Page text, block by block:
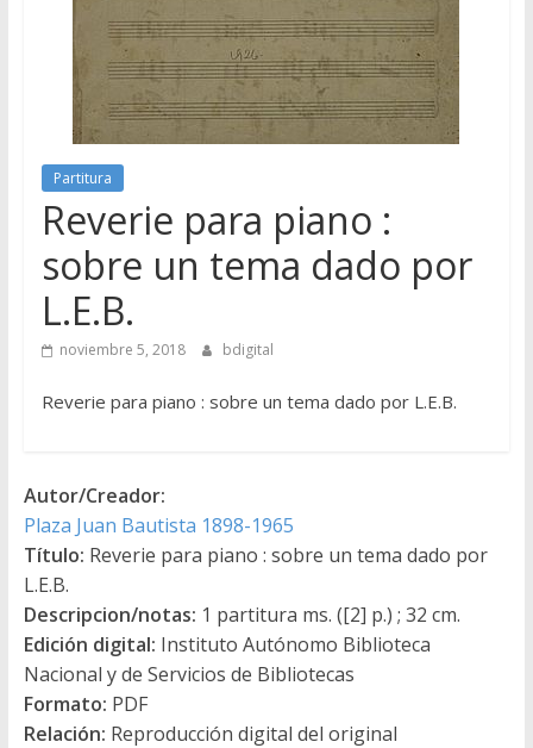
Partitura
Reverie para piano :
sobre un tema dado por
L.E.B.
noviembre 5, 2018 bdigital
Reverie para piano : sobre un tema dado por L.E.B.
Autor/Creador:
Plaza Juan Bautista 1898-1965
Título: Reverie para piano : sobre un tema dado por
L.E.B.
Descripcion/notas: 1 partitura ms. ([2] p.) ; 32 cm.
Edición digital: Instituto Autónomo Biblioteca
Nacional y de Servicios de Bibliotecas
Formato: PDF
Relación: Reproducción digital del original